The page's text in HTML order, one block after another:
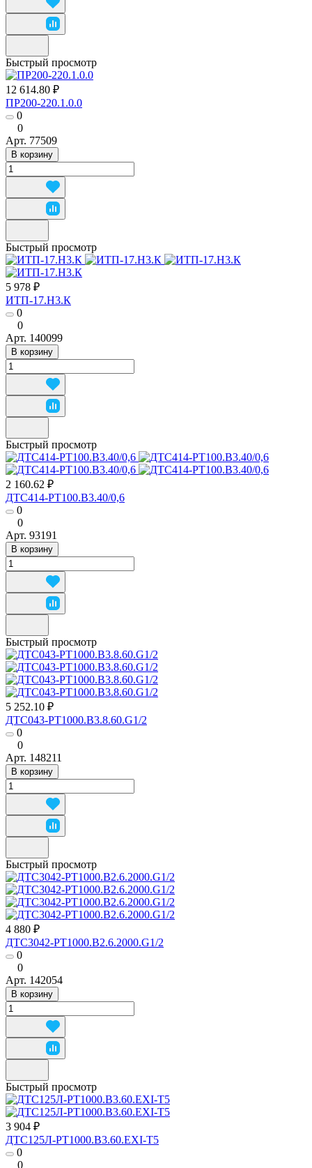
Быстрый просмотр
12 614.80 ₽
ПР200-220.1.0.0
0
0
Арт. 77509
В корзину
Быстрый просмотр
5 978 ₽
ИТП-17.Н3.К
0
0
Арт. 140099
В корзину
Быстрый просмотр
2 160.62 ₽
ДТС414-РТ100.В3.40/0,6
0
0
Арт. 93191
В корзину
Быстрый просмотр
5 252.10 ₽
ДТС043-РТ1000.В3.8.60.G1/2
0
0
Арт. 148211
В корзину
Быстрый просмотр
4 880 ₽
ДТС3042-РТ1000.В2.6.2000.G1/2
0
0
Арт. 142054
В корзину
Быстрый просмотр
3 904 ₽
ДТС125Л-РТ1000.В3.60.ЕХI-Т5
0
0